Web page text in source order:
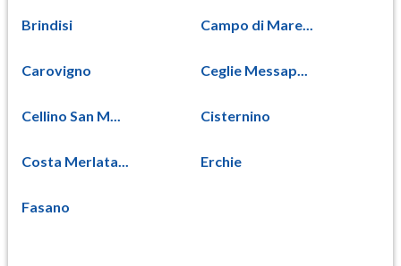
Brindisi Campo di Mare...
Carovigno Ceglie Messap...
Cellino San M... Cisternino
Costa Merlata... Erchie
Fasano